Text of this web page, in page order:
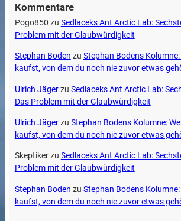
Kommentare
Pogo850 zu Sedlaceks Ant Arctic Lab:
Problem mit der Glaubwürdigkeit
Stephan Boden zu Stephan Bodens
kaufst, von dem du noch nie zuvor etwas
Ulrich Jägerzu Sedlaceks Ant Arctic Lab:
Das Problem mit der Glaubwürdigkeit
Ulrich Jägerzu Stephan Bodens Kolumne:
kaufst, von dem du noch nie zuvor etwas
Skeptikerzu Sedlaceks Ant Arctic Lab:
Problem mit der Glaubwürdigkeit
Stephan Boden zu Stephan Bodens
kaufst, von dem du noch nie zuvor etwas